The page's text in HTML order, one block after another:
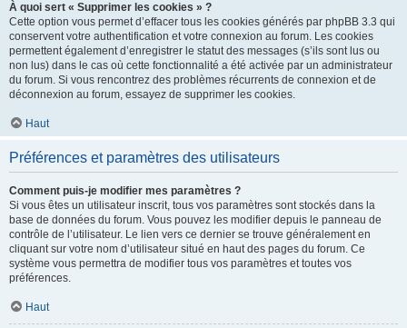
À quoi sert « Supprimer les cookies » ?
Cette option vous permet d’effacer tous les cookies générés par phpBB 3.3 qui
conservent votre authentification et votre connexion au forum. Les cookies
permettent également d’enregistrer le statut des messages (s’ils sont lus ou
non lus) dans le cas où cette fonctionnalité a été activée par un administrateur
du forum. Si vous rencontrez des problèmes récurrents de connexion et de
déconnexion au forum, essayez de supprimer les cookies.
Haut
Préférences et paramètres des utilisateurs
Comment puis-je modifier mes paramètres ?
Si vous êtes un utilisateur inscrit, tous vos paramètres sont stockés dans la
base de données du forum. Vous pouvez les modifier depuis le panneau de
contrôle de l’utilisateur. Le lien vers ce dernier se trouve généralement en
cliquant sur votre nom d’utilisateur situé en haut des pages du forum. Ce
système vous permettra de modifier tous vos paramètres et toutes vos
préférences.
Haut